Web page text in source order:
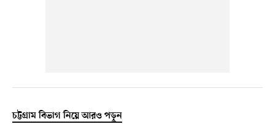
চট্টগ্রাম বিভাগ নিয়ে আরও পড়ুন